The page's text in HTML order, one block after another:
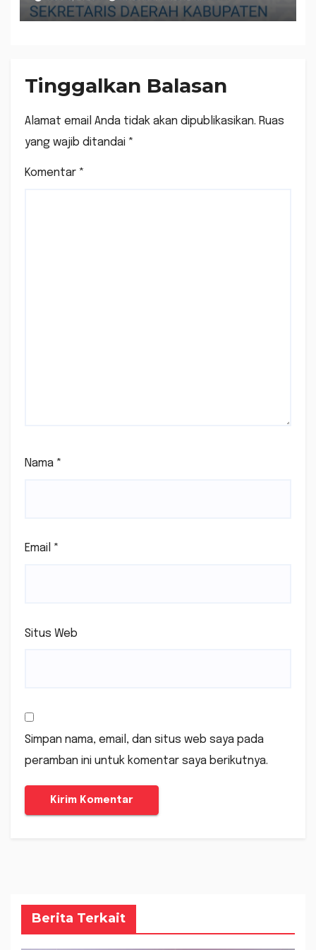
Tinggalkan Balasan
Alamat email Anda tidak akan dipublikasikan. Ruas
yang wajib ditandai *
Komentar *
Nama *
Email *
Situs Web
Simpan nama, email, dan situs web saya pada
peramban ini untuk komentar saya berikutnya.
Berita Terkait